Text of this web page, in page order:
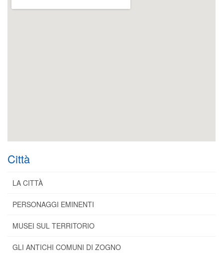
Città
LA CITTÀ
PERSONAGGI EMINENTI
MUSEI SUL TERRITORIO
GLI ANTICHI COMUNI DI ZOGNO